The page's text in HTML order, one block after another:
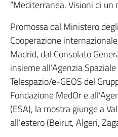
“Mediterranea. Visioni di un
Promossa dal Ministero
Cooperazione
Madrid, dal Consolato
insieme all’Agenzia
Telespazio/e-GEOS del
Fondazione MedOr e
(ESA), la mostra giunge a
all’estero (Beirut, Algeri,